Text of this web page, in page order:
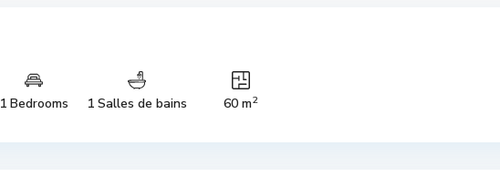
1 Bedrooms 1 Salles de bains 60 m2